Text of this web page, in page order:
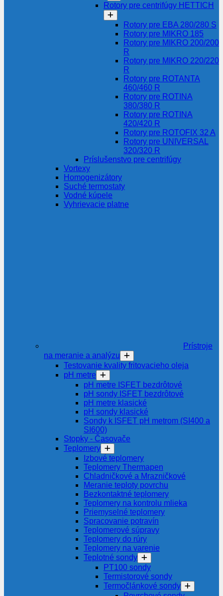
Rotory pre centrifúgy HETTICH
Rotory pre EBA 280/280 S
Rotory pre MIKRO 185
Rotory pre MIKRO 200/200
R
Rotory pre MIKRO 220/220
R
Rotory pre ROTANTA
460/460 R
Rotory pre ROTINA
380/380 R
Rotory pre ROTINA
420/420 R
Rotory pre ROTOFIX 32 A
Rotory pre UNIVERSAL
320/320 R
Príslušenstvo pre centrifúgy
Vortexy
Homogenizátory
Suché termostaty
Vodné kúpele
Vyhrievacie platne
Prístroje
na meranie a analýzu
Testovanie kvality fritovacieho oleja
pH metre
pH metre ISFET bezdrôtové
pH sondy ISFET bezdrôtové
pH metre klasické
pH sondy klasické
Sondy k ISFET pH metrom (SI400 a
SI600)
Stopky - Časovače
Teplomery
Izbové teplomery
Teplomery Thermapen
Chladničkové a Mrazničkové
Meranie teploty povrchu
Bezkontaktné teplomery
Teplomery na kontrolu mlieka
Priemyselné teplomery
Spracovanie potravín
Teplomerové súpravy
Teplomery do rúry
Teplomery na varenie
Teplotné sondy
PT100 sondy
Termistorové sondy
Termočlánkové sondy